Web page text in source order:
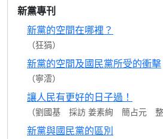
新黨專刊
新黨的空間在哪裡？
（狂狷）
新黨的空間及國民黨所受的衝擊
（寧澐）
讓人民有更好的日子過！
（劉國基 採訪 姜素絢 簡占元 整
新黨與國民黨的區別